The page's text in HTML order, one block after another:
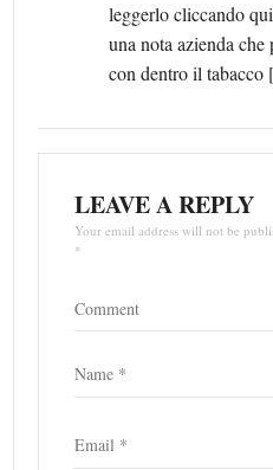
leggerlo cliccando
una nota azienda
con dentro il
LEAVE A REPLY
Your email address will not be
*